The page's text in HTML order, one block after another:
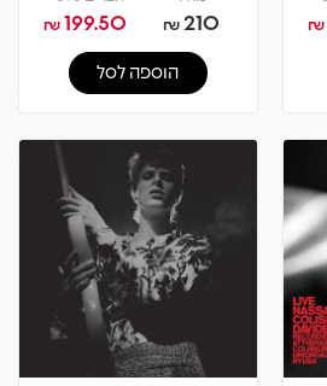
₪
210
₪
199.50
₪
הוספה לסל